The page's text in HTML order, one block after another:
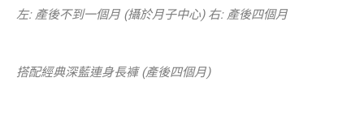
左: 產後不到一個月 (攝於月子中心) 右: 產後四個月
搭配經典深藍連身長褲 (產後四個月)